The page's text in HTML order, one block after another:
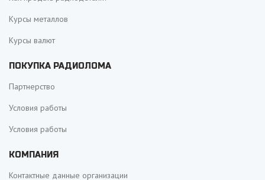
Курсы металлов
Курсы валют
ПОКУПКА РАДИОЛОМА
Партнерство
Условия работы
Условия работы
КОМПАНИЯ
Контактные данные организации